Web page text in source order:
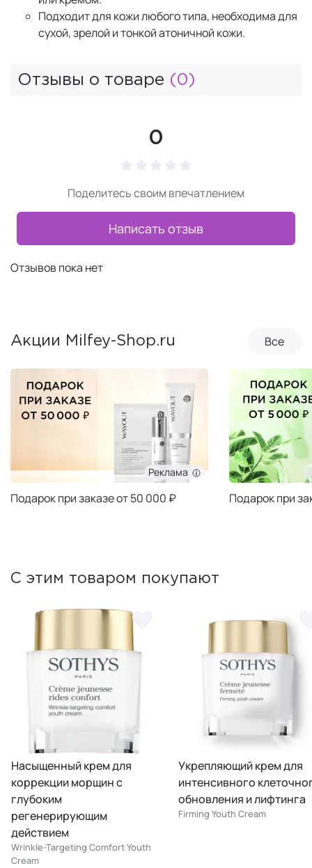
Подходит для кожи любого типа, необходима для
сухой, зрелой и тонкой атоничной кожи.
Отзывы о товаре (0)
0
Поделитесь своим впечатлением
Написать отзыв
Отзывов пока нет
Акции Milfey-Shop.ru Все
Реклама
Подарок при заказе от 50 000 ₽ Подарок при
С этим товаром покупают
Насыщенный крем для
коррекции морщин с
глубоким
регенерирующим
действием
Wrinkle-Targeting Comfort Youth
Cream
Укрепляющий крем для
интенсивного
обновления и лифтинга
Firming Youth Cream